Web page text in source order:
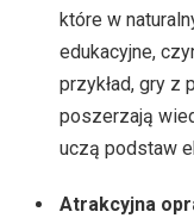
które w
edukacyjne,
przykład, gry z
poszerzają
uczą podstaw
Atrakcyjna